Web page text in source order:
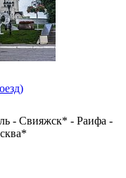
- Свияжск* - Раифа -